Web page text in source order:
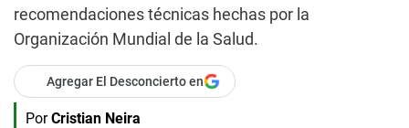
recomendaciones técnicas hechas por la
Organización Mundial de la Salud.
Agregar El Desconcierto en
Por Cristian Neira